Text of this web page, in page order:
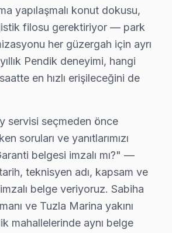
Ekibi — Pendik
Servis Uzmanı
tamir deneyimi. Pendik ve çevre ilçelere
servis sertifikası
günümüze tüm Sony modelleri
İstatistikleri
570+Sony TV tamiri
yapılaşmalı konut dokusu,
filosu gerektiriyor — park
her güzergah için ayrı
Pendik deneyimi, hangi
en hızlı erişileceğini de
servisi seçmeden önce
soruları ve yanıtlarımızı
belgesi imzalı mı?" —
teknisyen adı, kapsam ve
belge veriyoruz. Sabiha
ve Tuzla Marina yakını
mahallelerinde aynı belge